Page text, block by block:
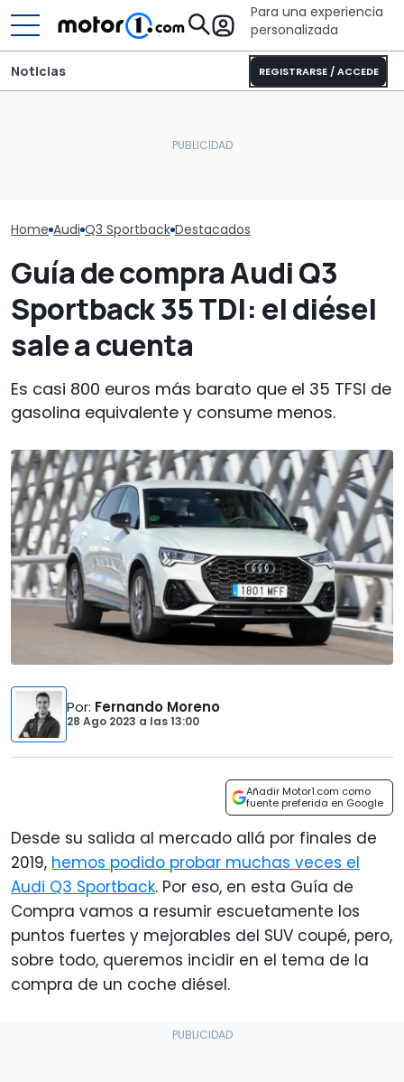
Para una experiencia
personalizada
REGISTRARSE / ACCEDE
Noticias
Home Audi Q3 Sportback Destacados
Guía de compra Audi Q3
Sportback 35 TDI: el diésel
sale a cuenta
Es casi 800 euros más barato que el 35 TFSI de
gasolina equivalente y consume menos.
Por: Fernando Moreno
28 Ago 2023 a las13:00
Añadir Motor1.com como
fuente preferida en Google
Desde su salida al mercado allá por finales de
2019, hemos podido probar muchas veces el
Audi Q3 Sportback. Por eso, en esta Guía de
Compra vamos a resumir escuetamente los
puntos fuertes y mejorables del SUV coupé, pero,
sobre todo, queremos incidir en el tema de la
compra de un coche diésel.